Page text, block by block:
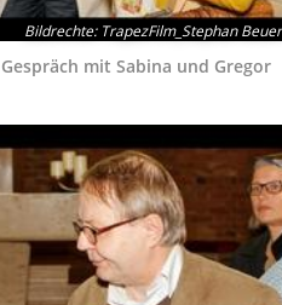
Bildrechte:TrapezFilm_Stephan
mit Sabina und Gregor